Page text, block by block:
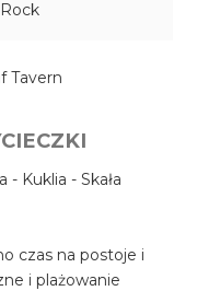
Tavern
- Kuklia - Skała
czas na postoje i
i plażowanie